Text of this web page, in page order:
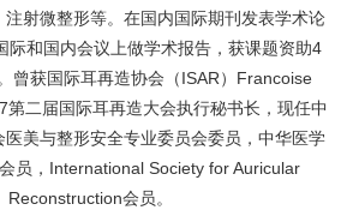
射微整形等。在国内国际期刊发表学术论
际和国内会议上做学术报告，获课题资助4
曾获国际耳再造协会（ISAR）Francoise
第二届国际耳再造大会执行秘书长，现任中
医美与整形安全专业委员会委员，中华医学
员，International Society for Auricular
Reconstruction会员。